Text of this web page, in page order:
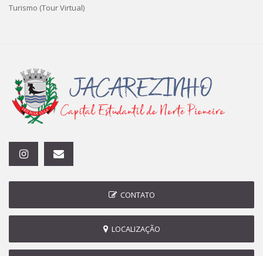
Turismo (Tour Virtual)
CONTATO
LOCALIZAÇÃO